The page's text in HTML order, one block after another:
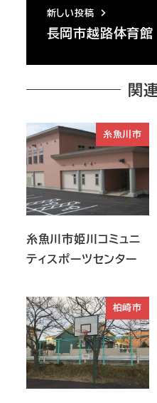
新しい投稿
長岡市越路体育館
関
糸魚川市
糸魚川市姫川コミュニ
ティスポーツセンター
柏崎市